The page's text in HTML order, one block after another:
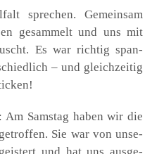
spre­chen. Gemein­sam
gesam­melt und uns mit
Es war rich­tig span­
– und gleich­zei­tig
Sams­tag haben wir die
Sie war von unse­